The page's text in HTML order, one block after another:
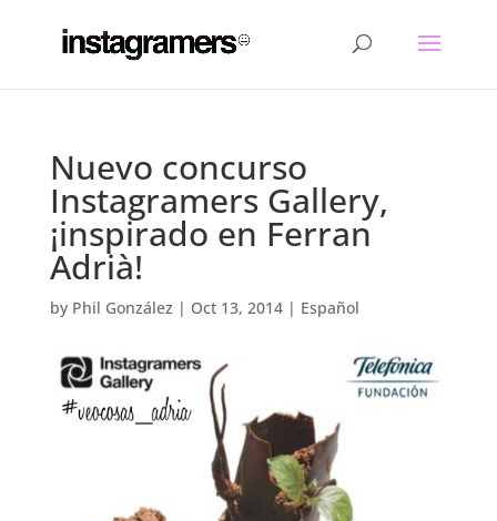
Nuevo concurso
Instagramers Gallery,
¡inspirado en Ferran
Adrià!
by Phil González | Oct 13, 2014| Español